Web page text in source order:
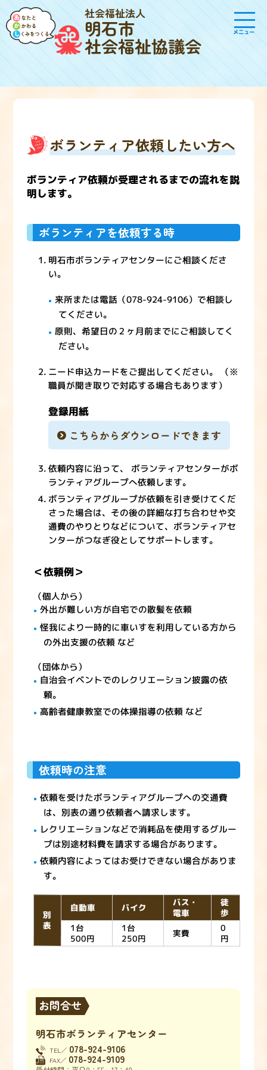
社会福祉法人
明石市
社会福祉協議会
メニュー
ボランティア依頼したい方へ
ボランティア依頼が受理されるまでの流れを説
明します。
ボランティアを依頼する時
明石市ボランティアセンターにご相談くださ
い。
来所または電話（078-924-9106）で相談し
てください。
原則、希望日の２ヶ月前までにご相談してく
ださい。
ニード申込カードをご提出してください。 （※
職員が聞き取りで対応する場合もあります）
登録用紙
こちらからダウンロードできます
依頼内容に沿って、 ボランティアセンターがボ
ランティアグループへ依頼します。
ボランティアグループが依頼を引き受けてくだ
さった場合は、その後の詳細な打ち合わせや交
通費のやりとりなどについて、ボランティアセ
ンターがつなぎ役としてサポートします。
＜依頼例＞
（個人から）
外出が難しい方が自宅での散髪を依頼
怪我により一時的に車いすを利用している方から
の外出支援の依頼 など
（団体から）
自治会イベントでのレクリエーション披露の依
頼。
高齢者健康教室での体操指導の依頼 など
依頼時の注意
依頼を受けたボランティアグループへの交通費
は、別表の通り依頼者へ請求します。
レクリエーションなどで消耗品を使用するグルー
プは別途材料費を請求する場合があります。
依頼内容によってはお受けできない場合がありま
す。
別
表
自動車 バイク バス・
電車
徒
歩
1台
500円
1台
250円 実費 0
円
お問合せ
明石市ボランティアセンター
TEL／ 078-924-9106
FAX／ 078-924-9109